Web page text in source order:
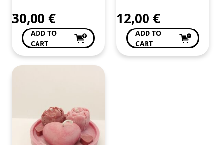
30,00 €
ADD TO
CART
12,00 €
ADD TO
CART